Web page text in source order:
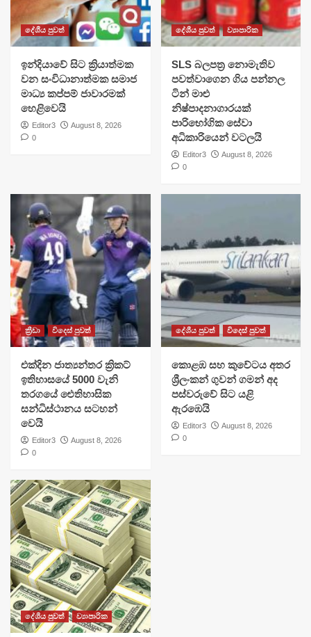
දේශීය පුවත්
​ඉන්දියාවේ සිට ක්‍රියාත්මක
වන සංවිධානාත්මක සමාජ
මාධ්‍ය කප්පම් ජාවාරමක්
හෙළිවෙයි
Editor3
August 8, 2026
0
දේශීය පුවත් ව්‍යාපාරික
SLS බලපත්‍ර නොමැතිව
පවත්වාගෙන ගිය පන්නල
ටින් මාළු
නිෂ්පාදනාගාරයක්
පාරිභෝගික සේවා
අධිකාරියෙන් වටලයි
Editor3
August 8, 2026
0
ක්‍රීඩා විදෙස් පුවත්
එක්දින ජාත්‍යන්තර ක්‍රිකට්
ඉතිහාසයේ 5000 වැනි
තරගයේ ඓතිහාසික
සන්ධිස්ථානය සටහන්
වෙයි
Editor3
August 8, 2026
0
දේශීය පුවත් විදෙස් පුවත්
​කොළඹ සහ කුවේටය අතර
ශ්‍රීලංකන් ගුවන් ගමන් අද
පස්වරුවේ සිට යළි
ඇරඹෙයි
Editor3
August 8, 2026
0
දේශීය පුවත් ව්‍යාපාරික